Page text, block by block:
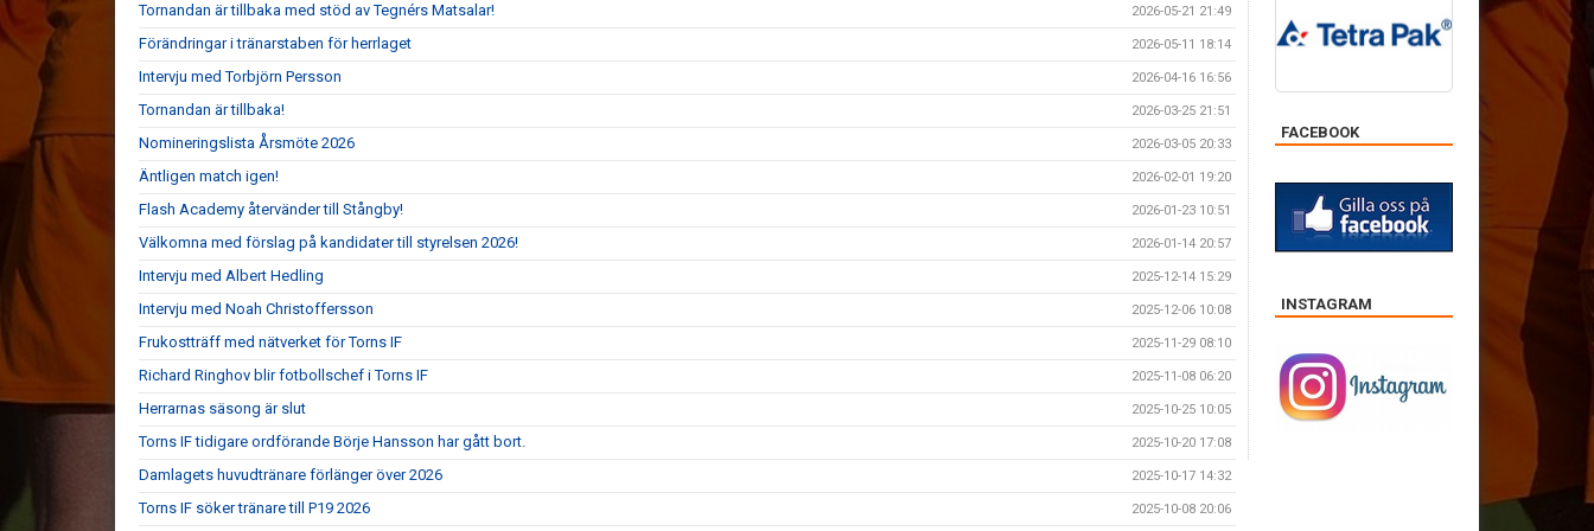
Tornandan är tillbaka med stöd av Tegnérs Matsalar! 2026-05-21 21:49
Förändringar i tränarstaben för herrlaget 2026-05-11 18:14
Intervju med Torbjörn Persson 2026-04-16 16:56
Tornandan är tillbaka! 2026-03-25 21:51
Nomineringslista Årsmöte 2026 2026-03-05 20:33
Äntligen match igen! 2026-02-01 19:20
Flash Academy återvänder till Stångby! 2026-01-23 10:51
Välkomna med förslag på kandidater till styrelsen 2026! 2026-01-14 20:57
Intervju med Albert Hedling 2025-12-14 15:29
Intervju med Noah Christoffersson 2025-12-06 10:08
Frukostträff med nätverket för Torns IF 2025-11-29 08:10
Richard Ringhov blir fotbollschef i Torns IF 2025-11-08 06:20
Herrarnas säsong är slut 2025-10-25 10:05
Torns IF tidigare ordförande Börje Hansson har gått bort. 2025-10-20 17:08
Damlagets huvudtränare förlänger över 2026 2025-10-17 14:32
Torns IF söker tränare till P19 2026 2025-10-08 20:06
FACEBOOK
INSTAGRAM